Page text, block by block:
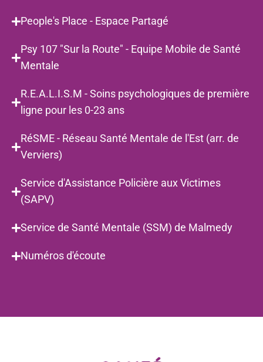
People's Place - Espace Partagé
Psy 107 "Sur la Route" - Equipe Mobile de Santé
Mentale
R.E.A.L.I.S.M - Soins psychologiques de première
ligne pour les 0-23 ans
RéSME - Réseau Santé Mentale de l'Est (arr. de
Verviers)
Service d'Assistance Policière aux Victimes
(SAPV)
Service de Santé Mentale (SSM) de Malmedy
Numéros d'écoute